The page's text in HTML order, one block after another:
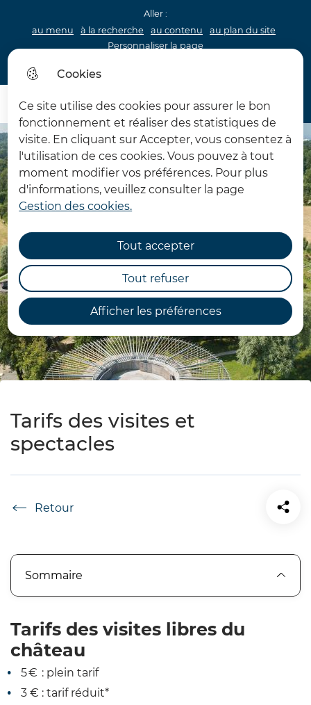
Cookies
Ce site utilise des cookies pour assurer le bon
fonctionnement et réaliser des statistiques de
visite. En cliquant sur Accepter, vous consentez à
l'utilisation de ces cookies. Vous pouvez à tout
moment modifier vos préférences. Pour plus
d'informations, veuillez consulter la page
Gestion des cookies.
Afficher les préférences
Tout accepter
Tout refuser
Aller :
au menu
à la recherche au contenu
au plan du site
Personnaliser la page
Château d'Hardelot
Menu
Tarifs des visites et
spectacles
Accueil
Sommaire
Tarifs des visites libres du
château
5 € : plein tarif
3 € : tarif réduit*